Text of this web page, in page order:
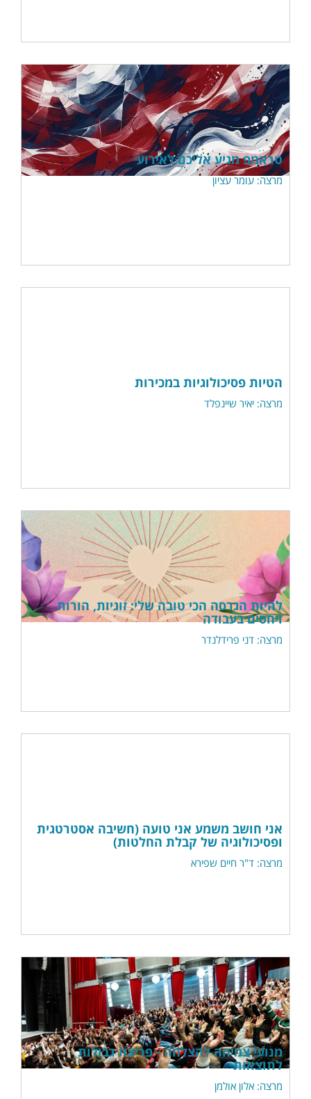
טראמפ מגיע אליכם לאירוע
מרצה: עומר עציון
הטיות פסיכולוגיות במכירות
מרצה: יאיר שיינפלד
להיות הגרסה הכי טובה שלי: זוגיות, הורות
ויחסים בעבודה
מרצה: דני פרידלנדר
אני חושב משמע אני טועה (חשיבה אסטרטגית
ופסיכולוגיה של קבלת החלטות)
מרצה: ד"ר חיים שפירא
מנועי צמיחה להצלחה - פריצת גבולות
לתוצאות
מרצה: אלון אולמן